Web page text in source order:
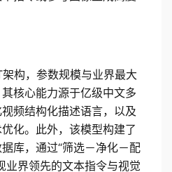
构，参数规模与业界最大
核心能力源于亿级中文多
频结构化描述语言，以及
化。此外，该模型构建了
库，通过“筛选－净化－配
业界领先的文本指令与视觉